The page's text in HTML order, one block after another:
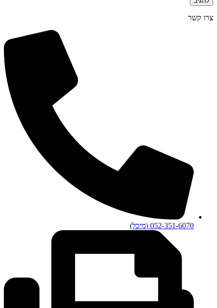
צרו קשר
052-351-6070 (מיכל)